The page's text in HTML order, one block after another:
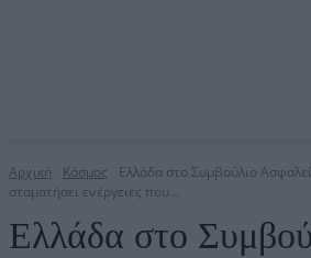
Αρχική Κόσμος
Ελλάδα στο Συμβούλιο
σταματήσει ενέργειες που...
Ελλάδα στο